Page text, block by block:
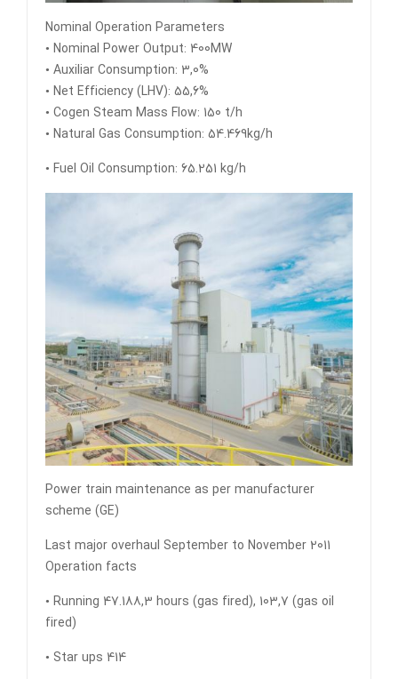
Nominal Operation Parameters
• Nominal Power Output: 400MW
• Auxiliar Consumption: 3,0%
• Net Efficiency (LHV): 55,6%
• Cogen Steam Mass Flow: 150 t/h
• Natural Gas Consumption: 54.469kg/h
• Fuel Oil Consumption: 65.251 kg/h
Power train maintenance as per manufacturer
scheme (GE)
Last major overhaul September to November 2011
Operation facts
• Running 47.188,3 hours (gas fired), 103,7 (gas oil
fired)
• Star ups 414